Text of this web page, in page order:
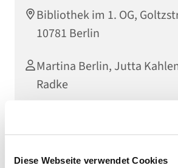
Diese Webseite verwendet Cookies
Bibliothek im 1. OG,
10781 Berlin
Martina Berlin, Jutta
Radke
gemeinsam den Katechismus der